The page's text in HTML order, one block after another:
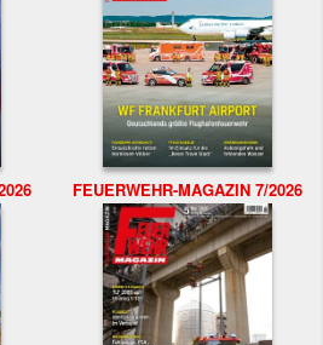
FEUERWEHR-MAGAZIN 7/2026